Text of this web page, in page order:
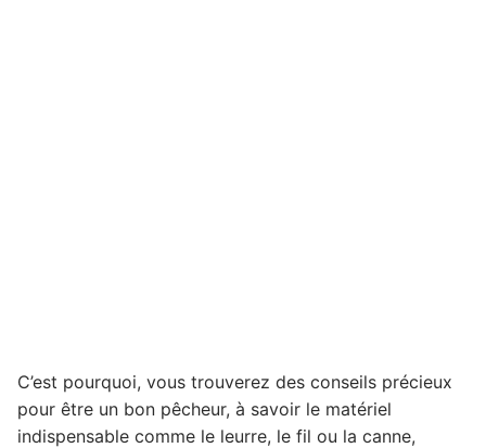
C’est pourquoi, vous trouverez des conseils précieux
pour être un bon pêcheur, à savoir le matériel
indispensable comme le leurre, le fil ou la canne,